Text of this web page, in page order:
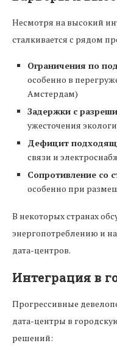
Несмотря на высокий
сталкивается с рядом
Ограничения по
особенно в
Амстердам)
Задержки с
ужесточения
Дефицит
связи и
Сопротивление со
особенно при
В некоторых странах
энергопотреблению и
дата-центров.
Интеграция в
Прогрессивные
дата-центры в
решений: